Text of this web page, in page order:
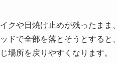
イクや日焼け止めが残ったまま、
ドで全部を落とそうとすると、
場所を戻りやすくなります。